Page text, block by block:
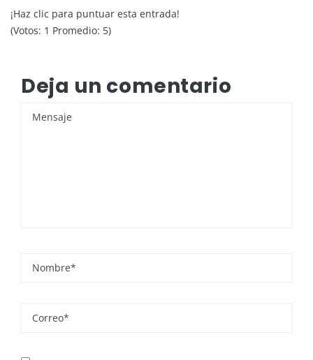
¡Haz clic para puntuar esta entrada!
(Votos: 1 Promedio: 5)
Deja un comentario